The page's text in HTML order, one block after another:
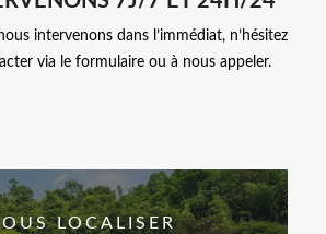
intervenons dans l’immédiat, n’hésitez
via le formulaire ou à nous appeler.
LOCALISER